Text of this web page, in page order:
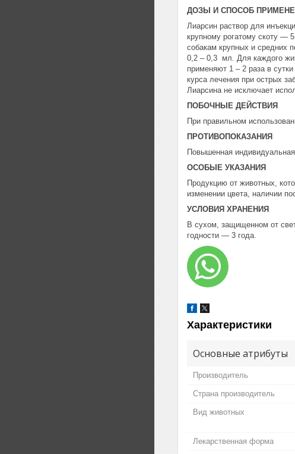
ДОЗЫ И СПОСОБ
Лиарсин раствор для
крупному рогатому скоту
собакам крупных и
0,2 – 0,3 мл. Для каждого
применяют 1 – 2 раза в
курса лечения при острых
Лиарсина не исключает
ПОБОЧНЫЕ ДЕЙСТВИЯ
При правильном
ПРОТИВОПОКАЗАНИЯ
Повышенная индивидуальная
ОСОБЫЕ УКАЗАНИЯ
Продукцию от животных,
изменении цвета, наличии
УСЛОВИЯ ХРАНЕНИЯ
В сухом, защищенном от
годности — 3 года.
Характеристики
Основные атрибуты
Производитель
Страна производитель
Вид животных
Лекарственная форма